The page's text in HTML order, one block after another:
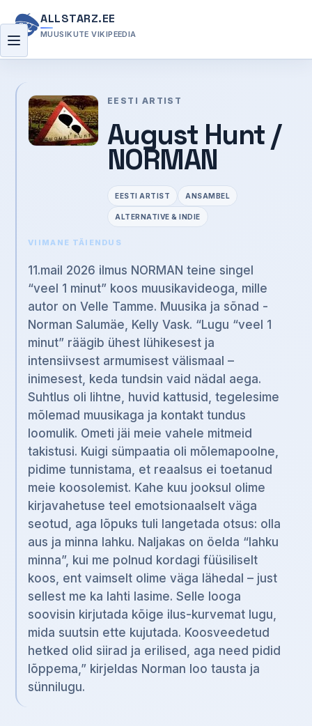
ALLSTARZ.EE
MUUSIKUTE VIKIPEEDIA
Menüü
EESTI ARTIST
August Hunt /
NORMAN
EESTI ARTIST ANSAMBEL
ALTERNATIVE & INDIE
VIIMANE TÄIENDUS
11.mail 2026 ilmus NORMAN teine singel
“veel 1 minut” koos muusikavideoga, mille
autor on Velle Tamme. Muusika ja sõnad -
Norman Salumäe, Kelly Vask. “Lugu “veel 1
minut” räägib ühest lühikesest ja
intensiivsest armumisest välismaal –
inimesest, keda tundsin vaid nädal aega.
Suhtlus oli lihtne, huvid kattusid, tegelesime
mõlemad muusikaga ja kontakt tundus
loomulik. Ometi jäi meie vahele mitmeid
takistusi. Kuigi sümpaatia oli mõlemapoolne,
pidime tunnistama, et reaalsus ei toetanud
meie koosolemist. Kahe kuu jooksul olime
kirjavahetuse teel emotsionaalselt väga
seotud, aga lõpuks tuli langetada otsus: olla
aus ja minna lahku. Naljakas on öelda “lahku
minna”, kui me polnud kordagi füüsiliselt
koos, ent vaimselt olime väga lähedal – just
sellest me ka lahti lasime. Selle looga
soovisin kirjutada kõige ilus-kurvemat lugu,
mida suutsin ette kujutada. Koosveedetud
hetked olid siirad ja erilised, aga need pidid
lõppema,” kirjeldas Norman loo tausta ja
sünnilugu.